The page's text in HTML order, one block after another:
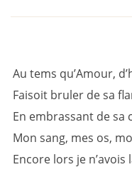
Au tems qu’Amour,
Faisoit bruler de sa
En embrassant de sa
Mon sang, mes os,
Encore lors je n’avois